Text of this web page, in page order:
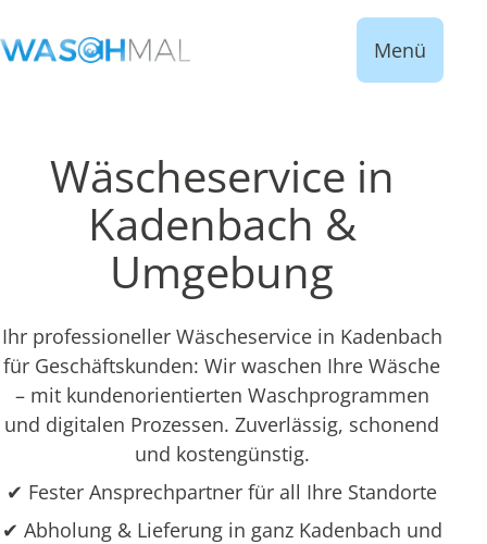
Menü
Wäscheservice in
Kadenbach &
Umgebung
Ihr professioneller Wäscheservice in Kadenbach
für Geschäftskunden: Wir waschen Ihre Wäsche
– mit kundenorientierten Waschprogrammen
und digitalen Prozessen. Zuverlässig, schonend
und kostengünstig.
✔ Fester Ansprechpartner für all Ihre Standorte
✔ Abholung & Lieferung in ganz Kadenbach und